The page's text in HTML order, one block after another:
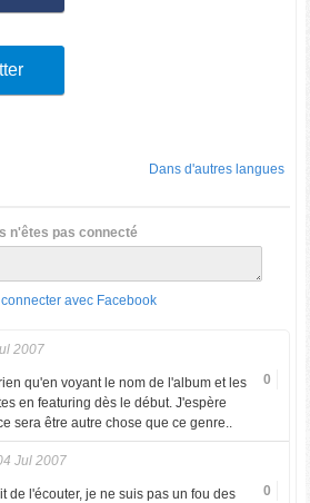
Dans d'autres langues
n'êtes pas connecté
avec Facebook
2007
0
qu'en voyant le nom de l'album et les
en featuring dès le début. J'espère
sera être autre chose que ce genre..
Jul 2007
0
de l'écouter, je ne suis pas un fou des